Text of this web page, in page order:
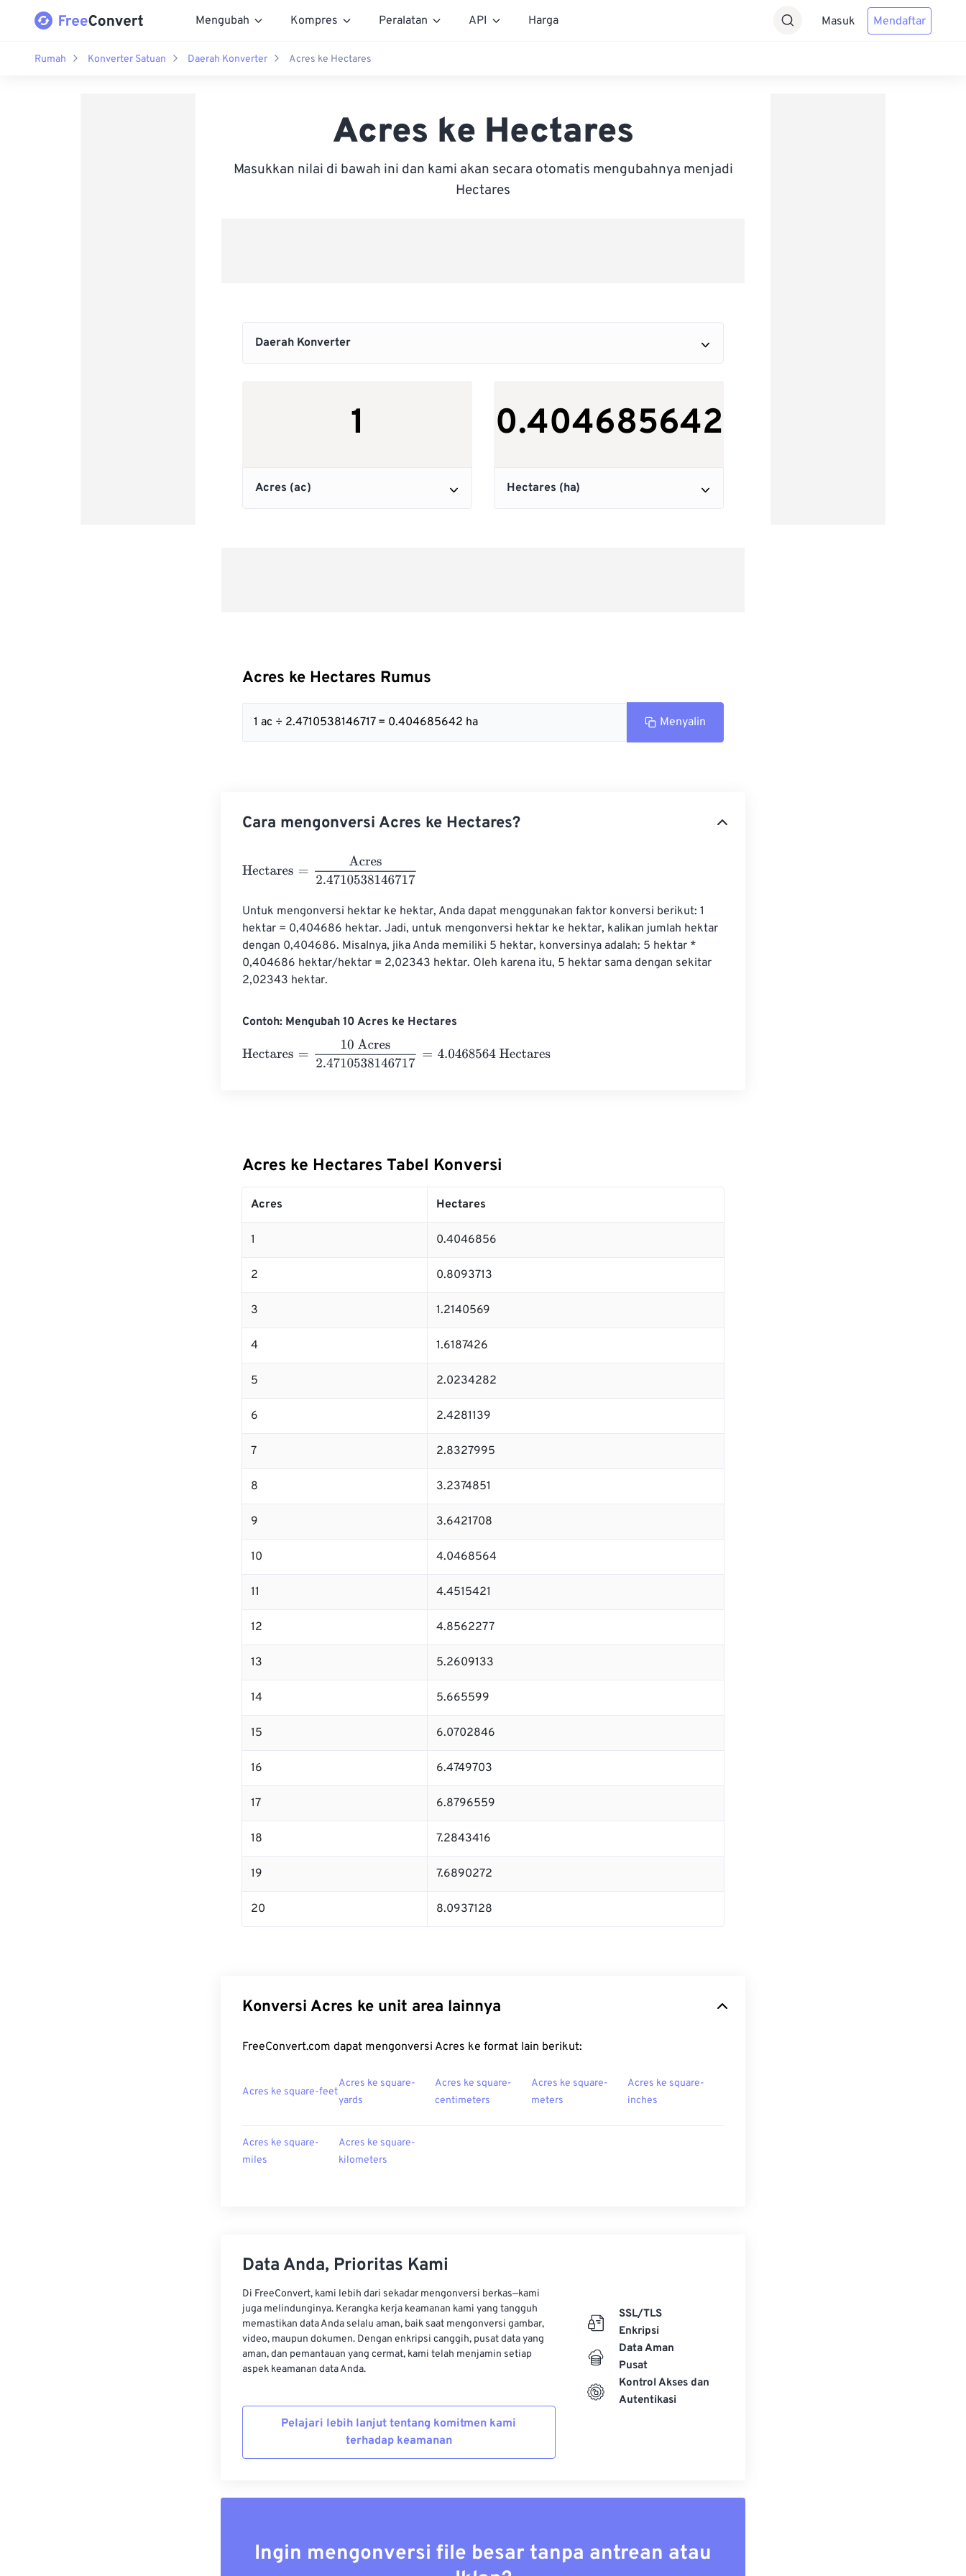
Mengubah Kompres Peralatan API Harga Masuk Mendaftar
Rumah Konverter Satuan Daerah Konverter Acres ke Hectares
Acres ke Hectares
Masukkan nilai di bawah ini dan kami akan secara otomatis mengubahnya menjadi
Hectares
Acres ke Hectares Rumus
1 ac ÷ 2.4710538146717 = 0.404685642 ha Menyalin
Cara mengonversi Acres ke Hectares?
Hectares 2.4710538146717
Untuk mengonversi hektar ke hektar, Anda dapat menggunakan faktor konversi berikut: 1
hektar = 0,404686 hektar. Jadi, untuk mengonversi hektar ke hektar, kalikan jumlah hektar
dengan 0,404686. Misalnya, jika Anda memiliki 5 hektar, konversinya adalah: 5 hektar *
0,404686 hektar/hektar = 2,02343 hektar. Oleh karena itu, 5 hektar sama dengan sekitar
2,02343 hektar.
Contoh: Mengubah 10 Acres ke Hectares
Hectares
2.4710538146717 4.0468564 Hectares
Acres ke Hectares Tabel Konversi
Acres Hectares
1 0.4046856
2 0.8093713
3 1.2140569
4 1.6187426
5 2.0234282
6 2.4281139
7 2.8327995
8 3.2374851
9 3.6421708
10 4.0468564
11 4.4515421
12 4.8562277
13 5.2609133
14 5.665599
15 6.0702846
16 6.4749703
17 6.8796559
18 7.2843416
19 7.6890272
20 8.0937128
Konversi Acres ke unit area lainnya
FreeConvert.com dapat mengonversi Acres ke format lain berikut:
Acres ke square-feet
Acres ke square-
yards
Acres ke square-
centimeters
Acres ke square-
meters
Acres ke square-
inches
Acres ke square-
miles
Acres ke square-
kilometers
Data Anda, Prioritas Kami
Di FreeConvert, kami lebih dari sekadar mengonversi berkas—kami
juga melindunginya. Kerangka kerja keamanan kami yang tangguh
memastikan data Anda selalu aman, baik saat mengonversi gambar,
video, maupun dokumen. Dengan enkripsi canggih, pusat data yang
aman, dan pemantauan yang cermat, kami telah menjamin setiap
aspek keamanan data Anda.
Pelajari lebih lanjut tentang komitmen kami
terhadap keamanan
SSL/TLS
Enkripsi
Data Aman
Pusat
Kontrol Akses dan
Autentikasi
Ingin mengonversi file besar tanpa antrean atau